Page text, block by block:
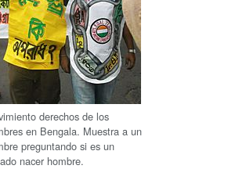
derechos de los
en Bengala. Muestra a un
preguntando si es un
nacer hombre.